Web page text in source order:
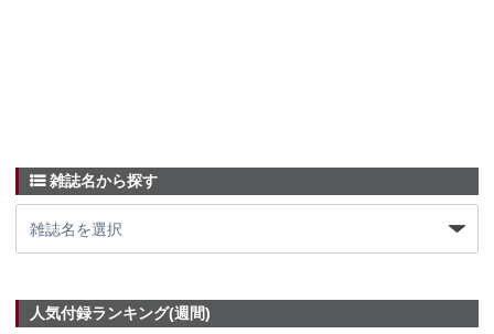
雑誌名から探す
人気付録ランキング(週間)